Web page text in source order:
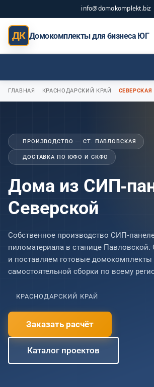
info@domokomplekt.biz
ДК Домокомплекты для бизнеса ЮГ
ГЛАВНАЯ КРАСНОДАРСКИЙ КРАЙ СЕВЕРСКАЯ
ПРОИЗВОДСТВО — СТ. ПАВЛОВСКАЯ
ДОСТАВКА ПО ЮФО И СКФО
Дома из СИП-
Северской
Собственное производство СИП-
пиломатериала в станице
и поставляем готовые домокомплекты
самостоятельной сборки по всему
КРАСНОДАРСКИЙ КРАЙ
Заказать расчёт
Каталог проектов